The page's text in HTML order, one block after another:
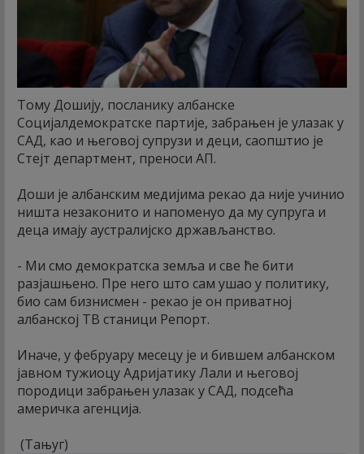
Тому Дошију, посланику албанске
Социјалдемократске партије, забрањен је улазак у
САД, као и његовој супрузи и деци, саопштио је
Стејт департмент, преноси АП.
Доши је албанским медијима рекао да није учинио
ништа незаконито и напоменуо да му супруга и
деца имају аустралијско држављанство.
- Ми смо демократска земља и све ће бити
разјашњено. Пре него што сам ушао у политику,
био сам бизнисмен - рекао је он приватној
албанској ТВ станици Репорт.
Иначе, у фебруару месецу је и бившем албанском
јавном тужиоцу Адријатику Лали и његовој
породици забрањен улазак у САД, подсећа
америчка агенција.
(Тањуг)